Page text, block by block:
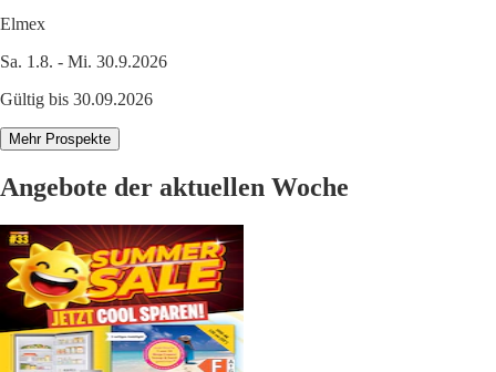
Elmex
Sa. 1.8. - Mi. 30.9.2026
Gültig bis 30.09.2026
Mehr Prospekte
Angebote der aktuellen Woche